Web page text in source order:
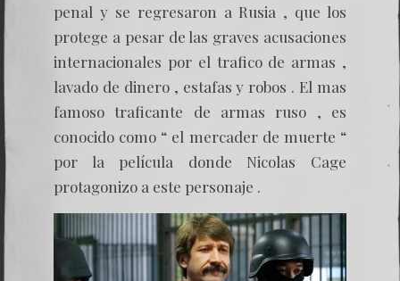
penal y se regresaron a Rusia , que los
protege a pesar de las graves acusaciones
internacionales por el trafico de armas ,
lavado de dinero , estafas y robos . El mas
famoso traficante de armas ruso , es
conocido como “ el mercader de muerte “
por la película donde Nicolas Cage
protagonizo a este personaje .